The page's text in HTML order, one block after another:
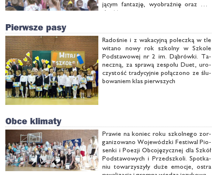
ją­cym fan­ta­zję, wy­obraź­nię oraz mą­
drość.
Pierwsze pasy
Ra­do­śnie i z wa­ka­cyj­ną po­lecz­ką w tle
wi­ta­no no­wy rok szkol­ny w Szko­le
Pod­sta­wo­wej nr 2 im. Dą­brów­ki. Ta­
necz­ną, za spra­wą ze­spo­łu Du­et, uro­
czy­stość tra­dy­cyj­nie po­łą­czo­no ze ślu­
bo­wa­niem klas pierw­szych
Obce klimaty
Pra­wie na ko­niec ro­ku szkol­ne­go zor­
ga­ni­zo­wa­no Wo­je­wódz­ki Fe­sti­wal Pio­
sen­ki i Po­ezji Ob­co­ję­zycz­nej dla Szkół
Pod­sta­wo­wych i Przed­szko­li. Spo­tka­
niu to­wa­rzy­szy­ły du­że emo­cje, ostra